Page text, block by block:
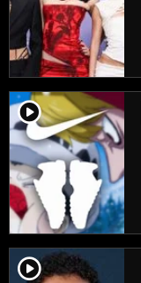
player2
player2